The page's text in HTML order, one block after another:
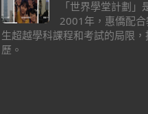
「世界學堂計劃
2001年，惠僑配
生超越學科課程和考試的局限
歷。